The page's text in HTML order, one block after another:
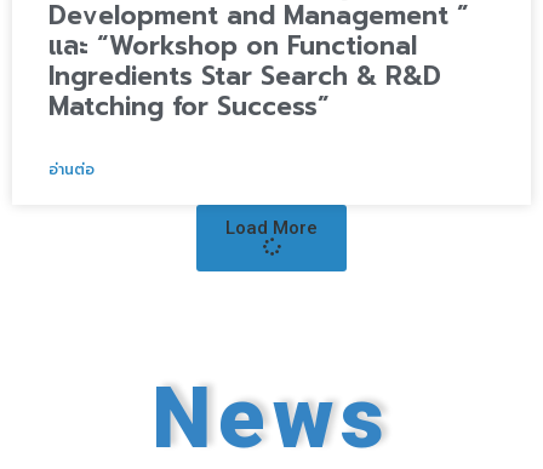
Development and Management ”
และ “Workshop on Functional
Ingredients Star Search & R&D
Matching for Success”
อ่านต่อ
Load More
News